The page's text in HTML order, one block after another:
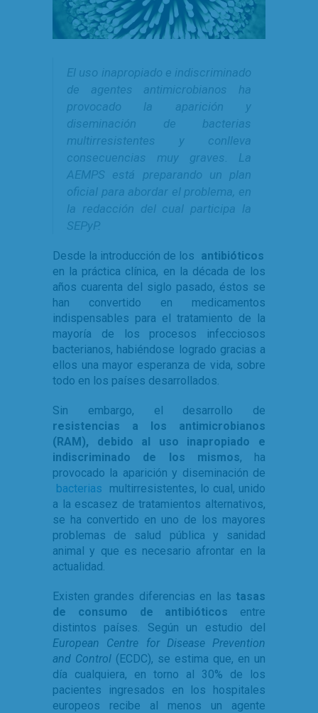
El uso inapropiado e indiscriminado
de agentes antimicrobianos ha
provocado la aparición y
diseminación de bacterias
multirresistentes y conlleva
consecuencias muy graves. La
AEMPS está preparando un plan
oficial para abordar el problema, en
la redacción del cual participa la
SEPyP.
Desde la introducción de los antibióticos
en la práctica clínica, en la década de los
años cuarenta del siglo pasado, éstos se
han convertido en medicamentos
indispensables para el tratamiento de la
mayoría de los procesos infecciosos
bacterianos, habiéndose logrado gracias a
ellos una mayor esperanza de vida, sobre
todo en los países desarrollados.
Sin embargo, el desarrollo de
resistencias a los antimicrobianos
(RAM), debido al uso inapropiado e
indiscriminado de los mismos, ha
provocado la aparición y diseminación de
bacterias
multirresistentes, lo cual, unido
a la escasez de tratamientos alternativos,
se ha convertido en uno de los mayores
problemas de salud pública y sanidad
animal y que es necesario afrontar en la
actualidad.
Existen grandes diferencias en las tasas
de consumo de antibióticos entre
distintos países. Según un estudio del
European Centre for Disease Prevention
and Control (ECDC), se estima que, en un
día cualquiera, en torno al 30% de los
pacientes ingresados en los hospitales
europeos recibe al menos un agente